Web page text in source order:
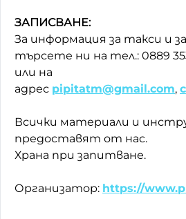
ЗАПИСВАНЕ:
За информация за такси и
търсете ни на тел.: 0889
или на
адрес pipitatm@gmail.com,
Всички материали и
предоставят от нас.
Храна при запитване.
Организатор: https://